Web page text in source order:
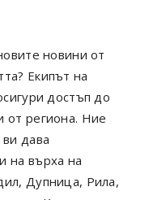
новини от
Екипът на
достъп до
от региона. Ние
дава
на върха на
Дупница, Рила,